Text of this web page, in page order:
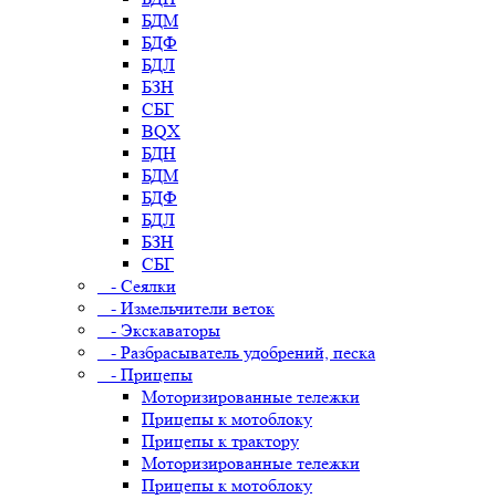
БДМ
БДФ
БДЛ
БЗН
СБГ
BQX
БДН
БДМ
БДФ
БДЛ
БЗН
СБГ
- Сеялки
- Измельчители веток
- Экскаваторы
- Разбрасыватель удобрений, песка
- Прицепы
Моторизированные тележки
Прицепы к мотоблоку
Прицепы к трактору
Моторизированные тележки
Прицепы к мотоблоку